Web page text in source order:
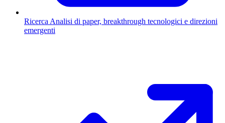
Ricerca Analisi di paper, breakthrough tecnologici e direzioni
emergenti